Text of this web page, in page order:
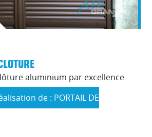
aluminium par excellence
de : PORTAIL DE